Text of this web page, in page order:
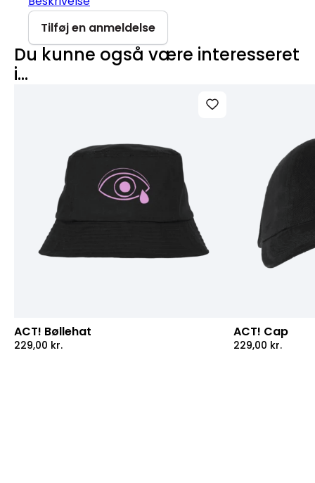
Tilføj en anmeldelse
Du kunne også være interesseret
i…
ACT! Bøllehat
229,00 kr.
ACT! Cap
229,00 kr.